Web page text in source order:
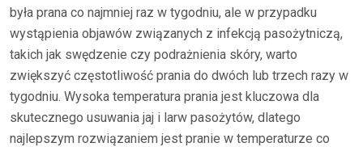
była prana co najmniej raz w tygodniu, ale w przypadku
wystąpienia objawów związanych z infekcją pasożytniczą,
takich jak swędzenie czy podrażnienia skóry, warto
zwiększyć częstotliwość prania do dwóch lub trzech razy w
tygodniu. Wysoka temperatura prania jest kluczowa dla
skutecznego usuwania jaj i larw pasożytów, dlatego
najlepszym rozwiązaniem jest pranie w temperaturze co